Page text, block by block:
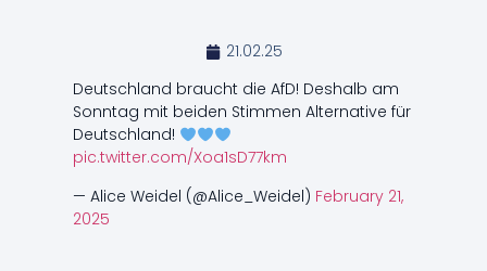
21.02.25
Deutschland braucht die AfD! Deshalb am
Sonntag mit beiden Stimmen Alternative für
Deutschland!
pic.twitter.com/Xoa1sD77km
— Alice Weidel (@Alice_Weidel) February 21,
2025